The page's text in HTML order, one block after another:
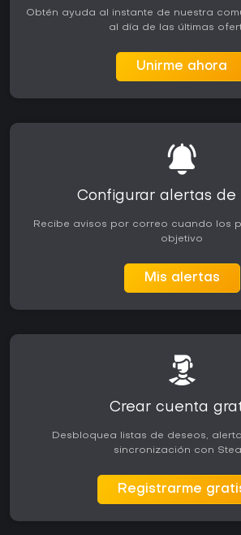
Obtén ayuda al instante de nuestra
al día de las últimas
Unirme ahora
Configurar alertas de
Recibe avisos por correo cuando los
objetivo
Mis alertas
Crear cuenta
Desbloquea listas de deseos,
sincronización con
Registrarme